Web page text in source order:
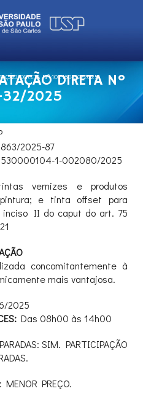
DIRETA Nº 102160-32/2025
DIRETA Nº
32/2025
2025-87
1-002080/2025
vernizes e produtos
e tinta offset para
inciso II do caput do art. 75
concomitantemente à
mais vantajosa.
2025
Das 08h00 às 14h00
SIM. PARTICIPAÇÃO
MENOR PREÇO.